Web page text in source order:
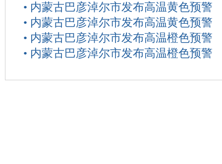
• 内蒙古巴彦淖尔市发布高温黄色预警
• 内蒙古巴彦淖尔市发布高温黄色预警
• 内蒙古巴彦淖尔市发布高温橙色预警
• 内蒙古巴彦淖尔市发布高温橙色预警